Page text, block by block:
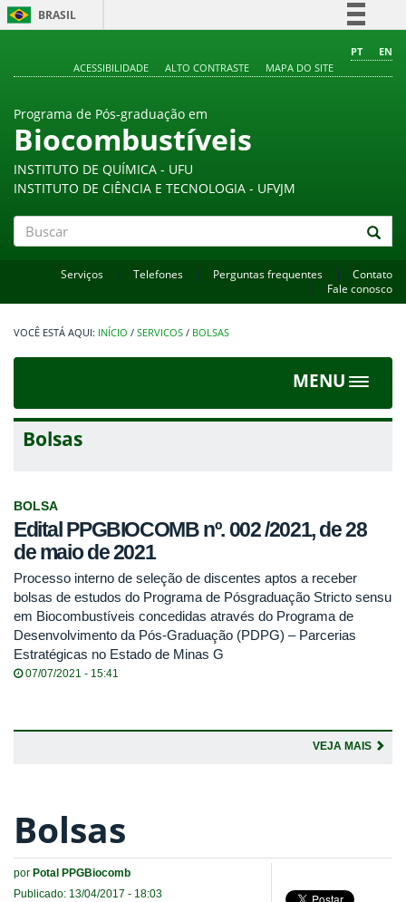
BRASIL
Comunica BR
Acesso à informação
PT
EN
ACESSIBILIDADE
ALTO CONTRASTE MAPA DO SITE
Programa de Pós-graduação em
Biocombustíveis
INSTITUTO DE QUÍMICA - UFU
INSTITUTO DE CIÊNCIA E TECNOLOGIA - UFVJM
Serviços Telefones Perguntas frequentes
Contato
Fale conosco
INÍCIO / SERVICOS / BOLSAS
MENU
Toggle
Bolsas
BOLSA
Edital PPGBIOCOMB nº. 002 /2021, de 28
de maio de 2021
Processo interno de seleção de discentes aptos a receber
bolsas de estudos do Programa de Pósgraduação Stricto sensu
em Biocombustíveis concedidas através do Programa de
Desenvolvimento da Pós-Graduação (PDPG) – Parcerias
Estratégicas no Estado de Minas G
07/07/2021 - 15:41
VEJA MAIS
Bolsas
por Potal PPGBiocomb
Publicado: 13/04/2017 - 18:03